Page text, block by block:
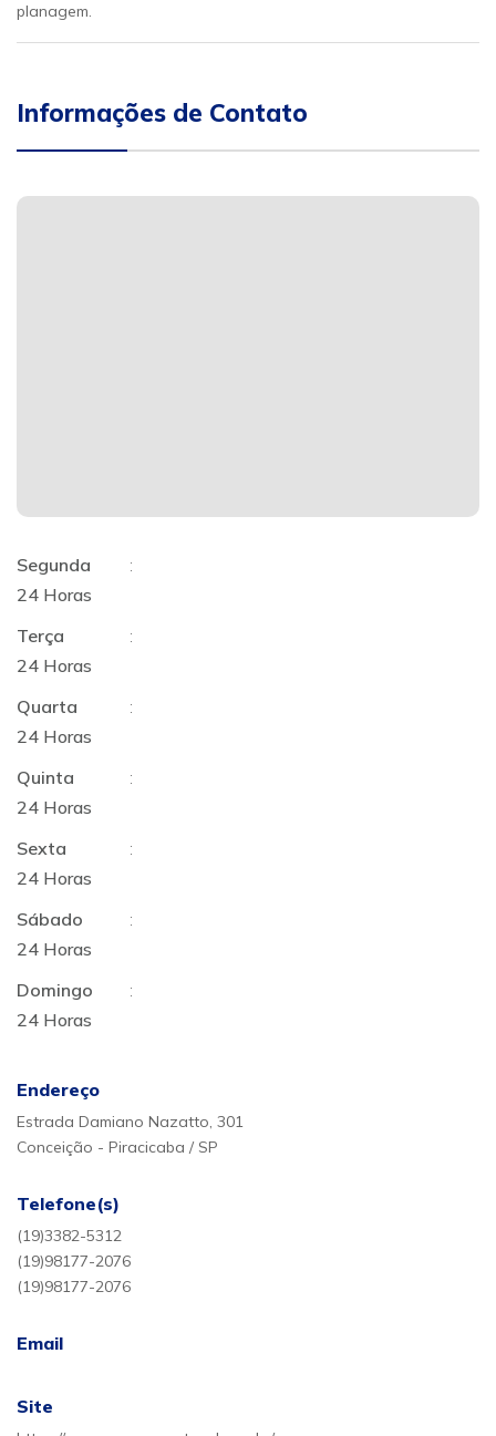
planagem.
Informações de Contato
Segunda
:
24 Horas
Terça
:
24 Horas
Quarta
:
24 Horas
Quinta
:
24 Horas
Sexta
:
24 Horas
Sábado
:
24 Horas
Domingo
:
24 Horas
Endereço
Estrada Damiano Nazatto, 301
Conceição - Piracicaba / SP
Telefone(s)
(19)3382-5312
(19)98177-2076
(19)98177-2076
Email
Site